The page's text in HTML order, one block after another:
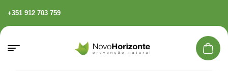
+351 912 703 759